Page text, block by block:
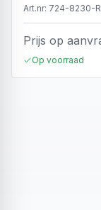
Art.nr: 724-8230-
Prijs op
Op voorraad